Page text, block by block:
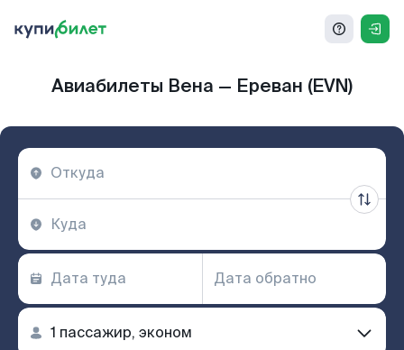
Авиабилеты Вена — Ереван (EVN)